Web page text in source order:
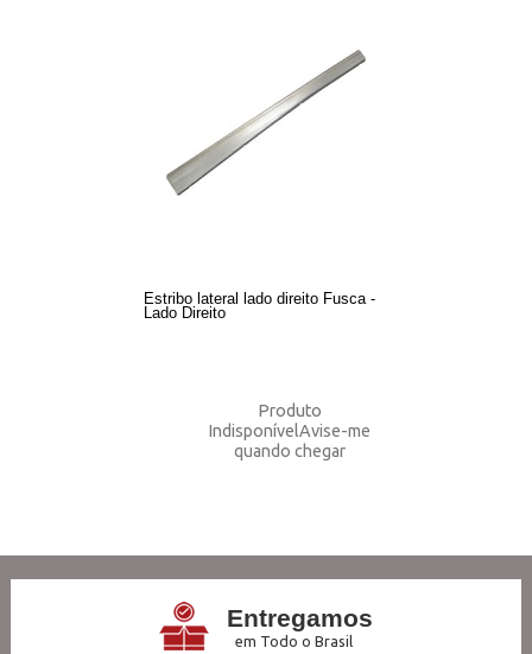
Estribo lateral lado direito Fusca -
Lado Direito
Produto
IndisponívelAvise-me
quando chegar
Entregamos
em Todo o Brasil